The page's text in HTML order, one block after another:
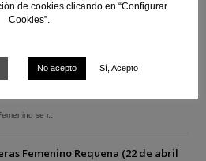
de Fútbol Femenino en 110 años de
se r...
Femenino Requena (22 de abril
de cookies clicando en “Configurar
Cookies”.
No acepto Sí, Acepto